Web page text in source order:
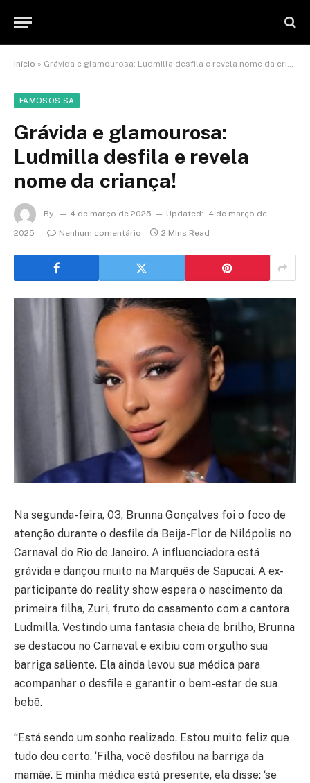
Início » Grávida e glamourosa: Ludmilla desfila e revela nome da criança!
FAMOSOS SA
Grávida e glamourosa:
Ludmilla desfila e revela
nome da criança!
By 4 de março de 2025 Updated:
4 de março de
2025
Nenhum comentário 2 Mins Read
Na segunda-feira, 03, Brunna Gonçalves foi o foco de
atenção durante o desfile da Beija-Flor de Nilópolis no
Carnaval do Rio de Janeiro. A influenciadora está
grávida e dançou muito na Marquês de Sapucaí. A ex-
participante do reality show espera o nascimento da
primeira filha, Zuri, fruto do casamento com a cantora
Ludmilla. Vestindo uma fantasia cheia de brilho, Brunna
se destacou no Carnaval e exibiu com orgulho sua
barriga saliente. Ela ainda levou sua médica para
acompanhar o desfile e garantir o bem-estar de sua
bebê.
“Está sendo um sonho realizado. Estou muito feliz que
tudo deu certo. ‘Filha, você desfilou na barriga da
mamãe’. E minha médica está presente, ela disse: ‘se